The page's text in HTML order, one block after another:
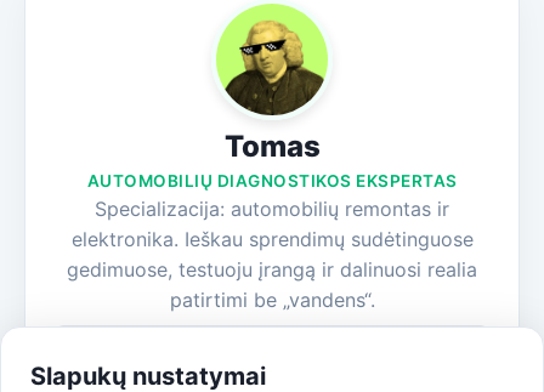
Tomas
AUTOMOBILIŲ DIAGNOSTIKOS EKSPERTAS
Specializacija: automobilių remontas ir
elektronika. Ieškau sprendimų sudėtinguose
gedimuose, testuoju įrangą ir dalinuosi realia
patirtimi be „vandens“.
Slapukų nustatymai